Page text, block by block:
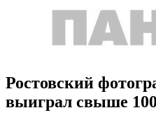
Ростовский
выиграл свыше